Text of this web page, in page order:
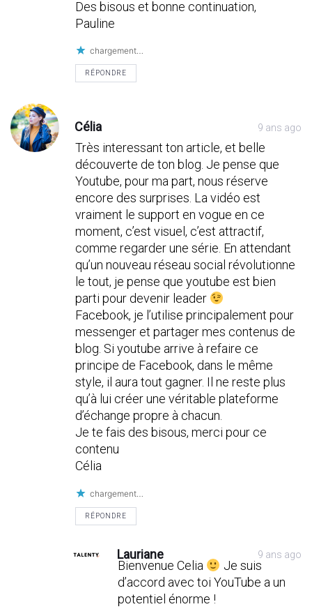
Des bisous et bonne continuation,
Pauline
chargement…
RÉPONDRE
Célia 9 ans ago
Très interessant ton article, et belle
découverte de ton blog. Je pense que
Youtube, pour ma part, nous réserve
encore des surprises. La vidéo est
vraiment le support en vogue en ce
moment, c’est visuel, c’est attractif,
comme regarder une série. En attendant
qu’un nouveau réseau social révolutionne
le tout, je pense que youtube est bien
parti pour devenir leader
Facebook, je l’utilise principalement pour
messenger et partager mes contenus de
blog. Si youtube arrive à refaire ce
principe de Facebook, dans le même
style, il aura tout gagner. Il ne reste plus
qu’à lui créer une véritable plateforme
d’échange propre à chacun.
Je te fais des bisous, merci pour ce
contenu
Célia
chargement…
RÉPONDRE
Lauriane 9 ans ago
Bienvenue Celia
Je suis
d’accord avec toi YouTube a un
potentiel énorme !